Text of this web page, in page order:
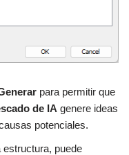
para permitir que
de IA genere ideas
potenciales.
estructura, puede